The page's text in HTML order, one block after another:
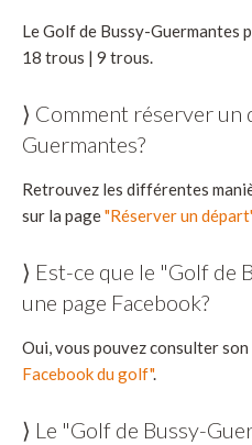
Le Golf de Bussy-Guermantes
18 trous | 9 trous.
⟩ Comment réserver un
Guermantes?
Retrouvez les différentes
sur la page"Réserver un départ"
⟩ Est-ce que le "Golf de
une page Facebook?
Oui, vous pouvez consulter
Facebook du golf".
⟩ Le "Golf de Bussy-